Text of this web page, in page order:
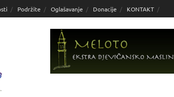
Podržite Oglašavanje Donacije KONTAKT